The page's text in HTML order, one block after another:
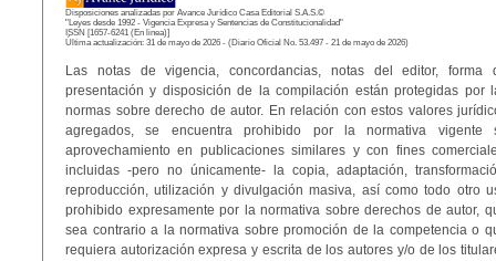
Disposiciones analizadas por Avance Jurídico Casa Editorial S.A.S.©
"Leyes desde 1992 - Vigencia Expresa y Sentencias de Constitucionalidad"
ISSN [1657-6241 (En linea)]
Última actualización: 31 de mayo de 2026 - (Diario Oficial No. 53.497 - 21 de mayo de 2026)
Las notas de vigencia, concordancias, notas del editor, forma
presentación y disposición de la compilación están protegidas por
normas sobre derecho de autor. En relación con estos valores
agregados, se encuentra prohibido por la normativa vigente
aprovechamiento en publicaciones similares y con fines
incluidas -pero no únicamente- la copia, adaptación,
reproducción, utilización y divulgación masiva, así como todo otro
prohibido expresamente por la normativa sobre derechos de autor,
sea contrario a la normativa sobre promoción de la competencia o
requiera autorización expresa y escrita de los autores y/o de los